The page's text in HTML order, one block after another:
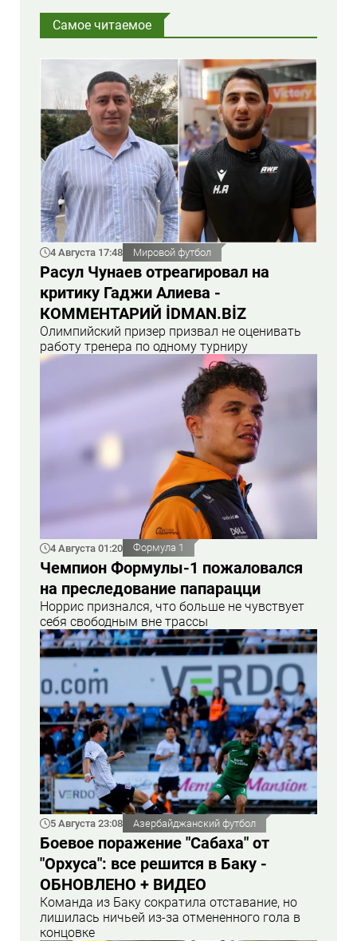
Самое читаемое
4 Августа 17:48 Мировой футбол
Расул Чунаев отреагировал на
критику Гаджи Алиева -
КОММЕНТАРИЙ İDMAN.BİZ
Олимпийский призер призвал не оценивать
работу тренера по одному турниру
4 Августа 01:20 Формула 1
Чемпион Формулы-1 пожаловался
на преследование папарацци
Норрис признался, что больше не чувствует
себя свободным вне трассы
5 Августа 23:08 Азербайджанский футбол
Боевое поражение "Сабаха" от
"Орхуса": все решится в Баку -
ОБНОВЛЕНО + ВИДЕО
Команда из Баку сократила отставание, но
лишилась ничьей из-за отмененного гола в
концовке